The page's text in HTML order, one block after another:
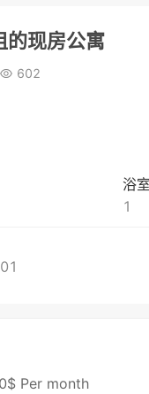
的现房公寓
602
浴室
1
Per month